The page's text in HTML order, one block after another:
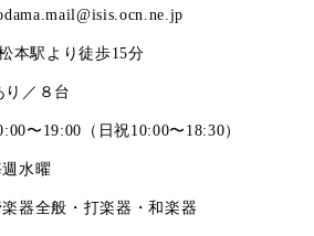
本駅より徒歩15分
り／８台
〜19:00（日祝10:00〜18:30）
水曜
器全般・打楽器・和楽器